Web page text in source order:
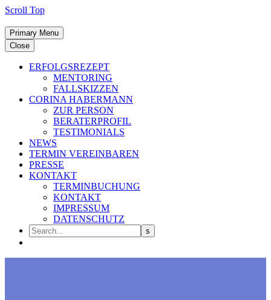
Scroll Top
Primary Menu
Close
ERFOLGSREZEPT
MENTORING
FALLSKIZZEN
CORINA HABERMANN
ZUR PERSON
BERATERPROFIL
TESTIMONIALS
NEWS
TERMIN VEREINBAREN
PRESSE
KONTAKT
TERMINBUCHUNG
KONTAKT
IMPRESSUM
DATENSCHUTZ